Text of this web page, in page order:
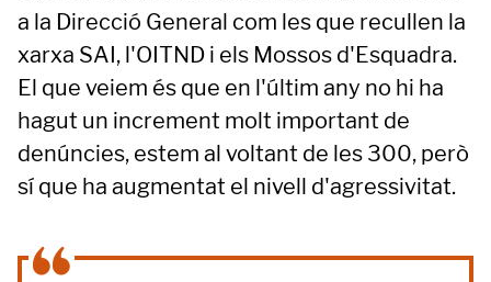
a la Direcció General com les que recullen la
xarxa SAI, l'OITND i els Mossos d'Esquadra.
El que veiem és que en l'últim any no hi ha
hagut un increment molt important de
denúncies, estem al voltant de les 300, però
sí que ha augmentat el nivell d'agressivitat.